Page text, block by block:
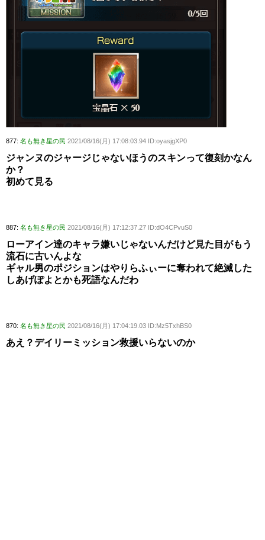
877: 名も無き星の民 2021/08/16(月) 17:08:03.94 ID:oyasjgXP0
ジャンヌのジャージじゃないほうのスキンって復刻かなん
か？
初めて見る
887: 名も無き星の民 2021/08/16(月) 17:12:37.27 ID:dO4CPvuS0
ローアイン達のキャラ嫌いじゃないんだけど見た目がもう
流石に古いんよな
ギャル男のポジションはやりらふぃーに奪われて絶滅した
しあげぽよとかも死語なんだわ
870: 名も無き星の民 2021/08/16(月) 17:04:19.03 ID:Mz5TxhBS0
あえ？デイリーミッション救援いらないのか